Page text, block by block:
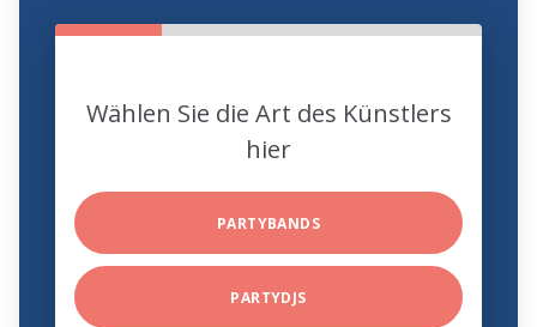
Wählen Sie die Art des Künstlers
hier
PARTYBANDS
PARTYDJS